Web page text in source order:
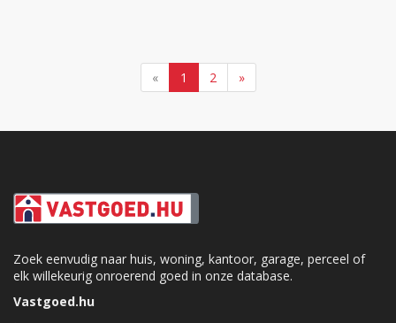
« 1 2 »
Zoek eenvudig naar huis, woning, kantoor, garage, perceel of
elk willekeurig onroerend goed in onze database.
Vastgoed.hu